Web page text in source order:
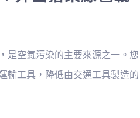
是空氣污染的主要來源之一。您
輸工具，降低由交通工具製造的